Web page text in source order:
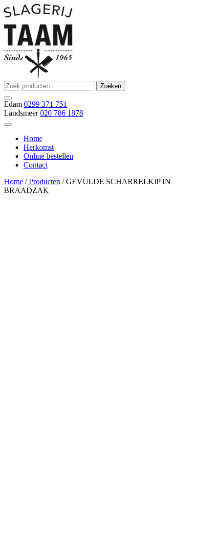
Ga
naar
de
inhoud
Slagerij Taam
slager
Zoeken
naar:
Zoeken
Edam 0299 371 751
Landsmeer 020 786 1878
Home
Herkomst
Online bestellen
Contact
Home /Producten / GEVULDE SCHARRELKIP IN
BRAADZAK